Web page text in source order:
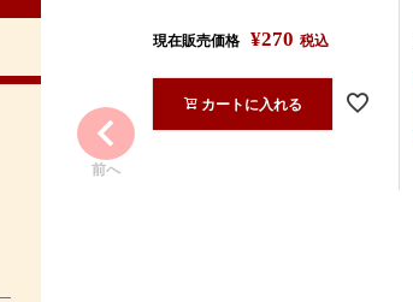
前へ
現在販売価格 ¥270 税込
カートに入れる